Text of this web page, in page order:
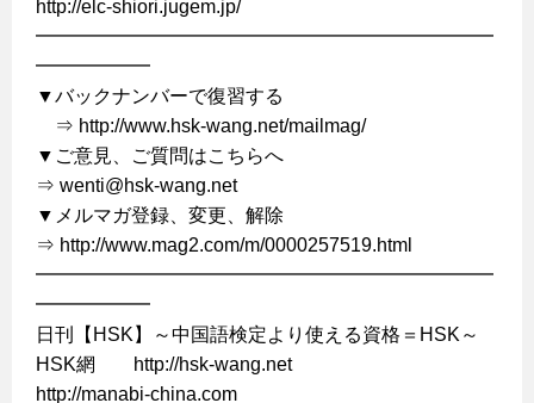
http://elc-shiori.jugem.jp/
━━━━━━━━━━━━━━━━━━━━━━━━
━━━━━━
▼バックナンバーで復習する
⇒ http://www.hsk-wang.net/mailmag/
▼ご意見、ご質問はこちらへ
⇒ wenti@hsk-wang.net
▼メルマガ登録、変更、解除
⇒ http://www.mag2.com/m/0000257519.html
━━━━━━━━━━━━━━━━━━━━━━━━
━━━━━━
日刊【HSK】～中国語検定より使える資格＝HSK～
HSK網 http://hsk-wang.net
http://manabi-china.com